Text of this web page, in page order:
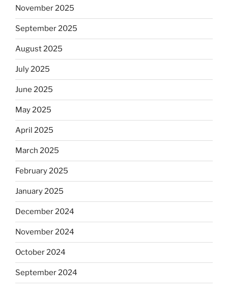
November 2025
September 2025
August 2025
July 2025
June 2025
May 2025
April 2025
March 2025
February 2025
January 2025
December 2024
November 2024
October 2024
September 2024